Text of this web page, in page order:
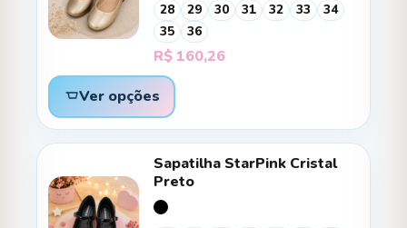
28 29 30 31 32 33
34
35
36
R$ 160,26
Ver opções
Sapatilha StarPink Cristal
Preto